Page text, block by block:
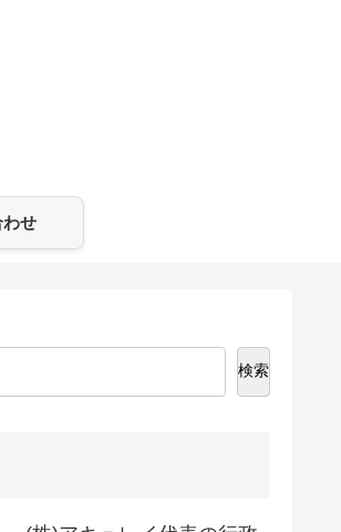
わせ
検索